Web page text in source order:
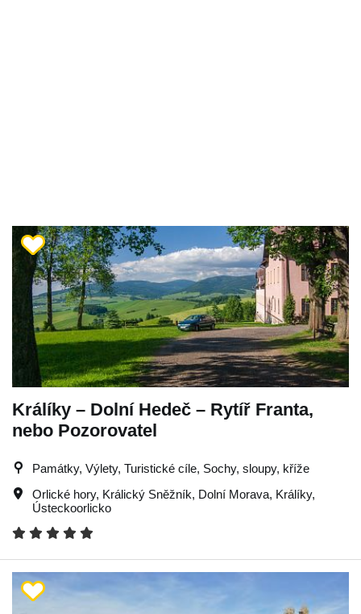
Králíky – Dolní Hedeč – Rytíř Franta,
nebo Pozorovatel
Památky, Výlety, Turistické cíle, Sochy, sloupy, kříže
Orlické hory, Králický Sněžník, Dolní Morava, Králíky,
Ústeckoorlicko